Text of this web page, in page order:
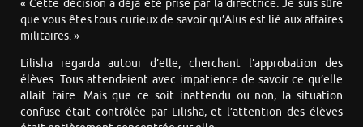
« Cette décision a déjà été prise par la directrice. Je suis sûre
que vous êtes tous curieux de savoir qu’Alus est lié aux affaires
militaires. »
Lilisha regarda autour d’elle, cherchant l’approbation des
élèves. Tous attendaient avec impatience de savoir ce qu’elle
allait faire. Mais que ce soit inattendu ou non, la situation
confuse était contrôlée par Lilisha, et l’attention des élèves